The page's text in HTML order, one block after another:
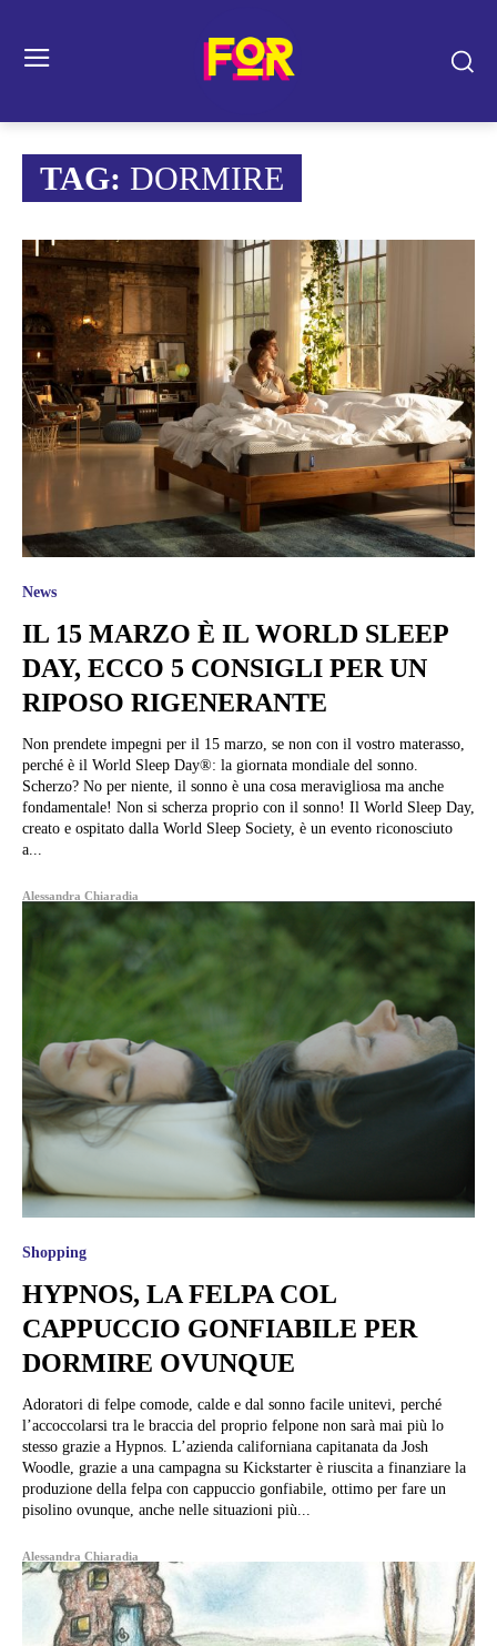
TAG: DORMIRE
News
IL 15 MARZO È IL WORLD SLEEP
DAY, ECCO 5 CONSIGLI PER UN
RIPOSO RIGENERANTE
Non prendete impegni per il 15 marzo, se non con il vostro materasso,
perché è il World Sleep Day®: la giornata mondiale del sonno.
Scherzo? No per niente, il sonno è una cosa meravigliosa ma anche
fondamentale! Non si scherza proprio con il sonno! Il World Sleep Day,
creato e ospitato dalla World Sleep Society, è un evento riconosciuto
a...
Alessandra Chiaradia
Shopping
HYPNOS, LA FELPA COL
CAPPUCCIO GONFIABILE PER
DORMIRE OVUNQUE
Adoratori di felpe comode, calde e dal sonno facile unitevi, perché
l’accoccolarsi tra le braccia del proprio felpone non sarà mai più lo
stesso grazie a Hypnos. L’azienda californiana capitanata da Josh
Woodle, grazie a una campagna su Kickstarter è riuscita a finanziare la
produzione della felpa con cappuccio gonfiabile, ottimo per fare un
pisolino ovunque, anche nelle situazioni più...
Alessandra Chiaradia